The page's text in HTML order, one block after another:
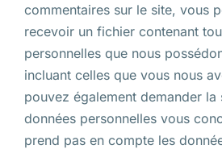
commentaires sur le site, vous
recevoir un fichier contenant
personnelles que nous
incluant celles que vous nous
pouvez également demander la
données personnelles vous
prend pas en compte les